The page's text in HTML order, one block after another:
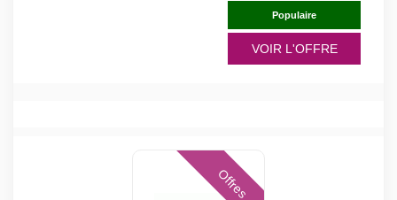
Populaire
VOIR L'OFFRE
Offres